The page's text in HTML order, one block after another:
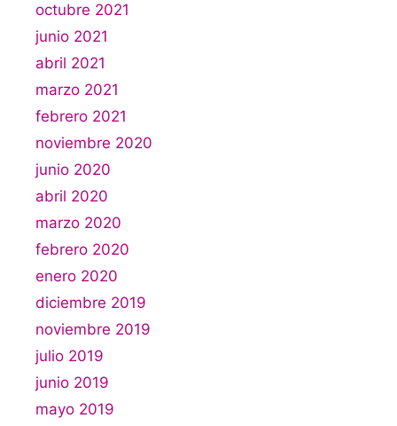
octubre 2021
junio 2021
abril 2021
marzo 2021
febrero 2021
noviembre 2020
junio 2020
abril 2020
marzo 2020
febrero 2020
enero 2020
diciembre 2019
noviembre 2019
julio 2019
junio 2019
mayo 2019